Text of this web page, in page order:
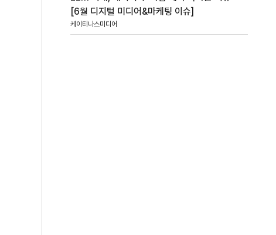
[6월 디지털 미디어&마케팅 이슈]
케이티나스미디어